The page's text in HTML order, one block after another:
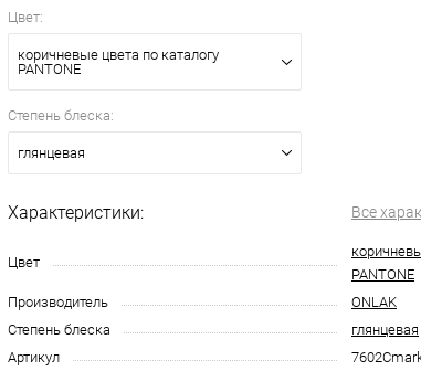
Цвет:
коричневые цвета по каталогу
PANTONE
Степень блеска:
глянцевая
Характеристики: Все
Цвет
PANTONE
Производитель
ONLAK
Степень блеска
глянцевая
Артикул